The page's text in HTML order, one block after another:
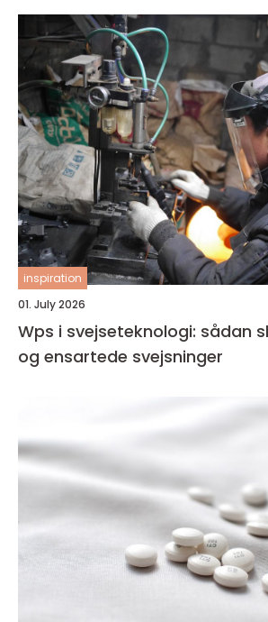
inspiration
01. July 2026
Wps i svejseteknologi: sådan
og ensartede svejsninger